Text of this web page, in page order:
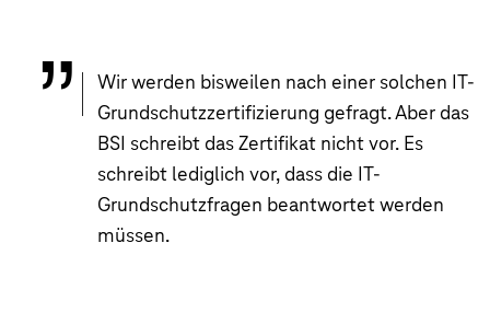
Wir werden bisweilen nach einer solchen IT-
Grundschutzzertifizierung gefragt. Aber das
BSI schreibt das Zertifikat nicht vor. Es
schreibt lediglich vor, dass die IT-
Grundschutzfragen beantwortet werden
müssen.